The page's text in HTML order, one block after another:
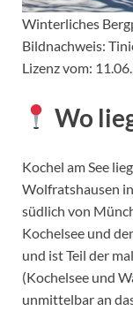
Winterliches
Bildnachweis:
Lizenz vom:
Wo
Kochel am See
Wolfratshausen in
südlich von
Kochelsee und
und ist Teil der
(Kochelsee und
unmittelbar an